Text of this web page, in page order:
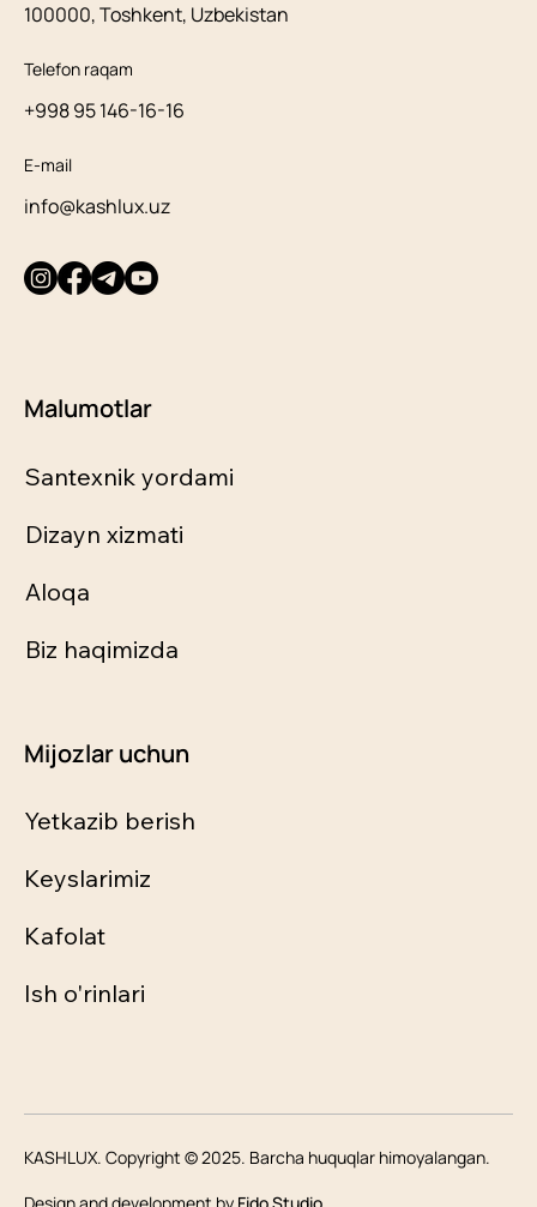
100000, Toshkent, Uzbekistan
Telefon raqam
+998 95 146-16-16
E-mail
info@kashlux.uz
Malumotlar
Santexnik yordami
Dizayn xizmati
Aloqa
Biz haqimizda
Mijozlar uchun
Yetkazib berish
Keyslarimiz
Kafolat
Ish o'rinlari
KASHLUX. Copyright © 2025. Barcha huquqlar himoyalangan.